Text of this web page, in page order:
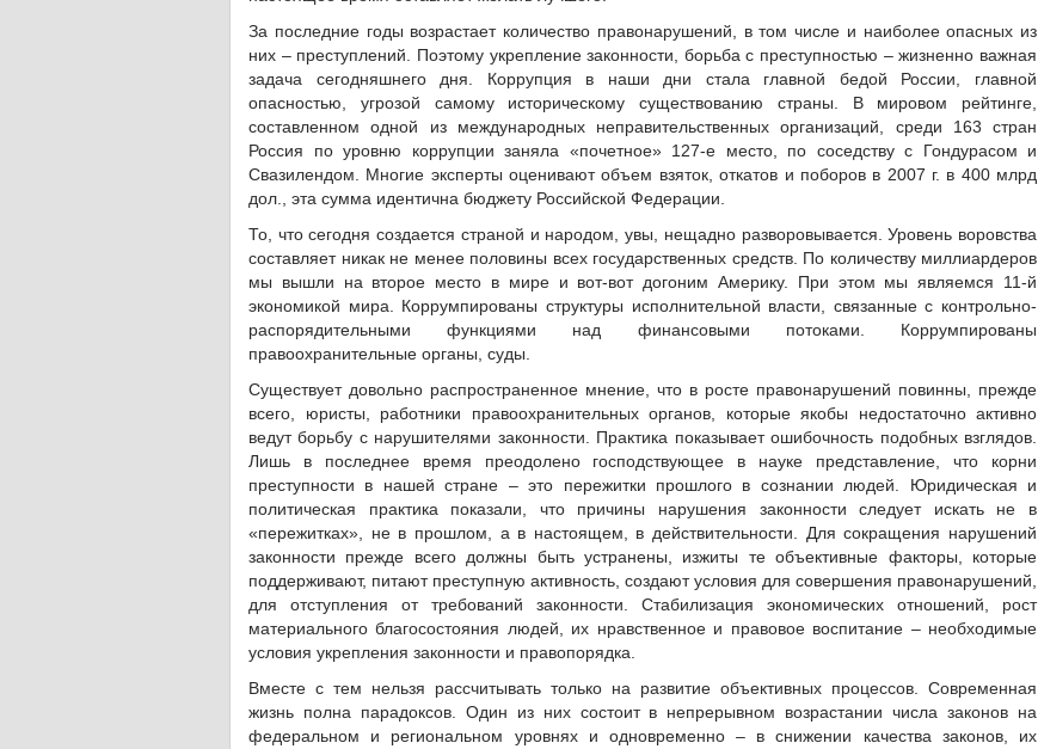
За последние годы возрастает количество правонарушений, в том числе и наиболее опасных из
них – преступлений. Поэтому укрепление законности, борьба с преступностью – жизненно важная
задача сегодняшнего дня. Коррупция в наши дни стала главной бедой России, главной
опасностью, угрозой самому историческому существованию страны. В мировом рейтинге,
составленном одной из международных неправительственных организаций, среди 163 стран
Россия по уровню коррупции заняла «почетное» 127-е место, по соседству с Гондурасом и
Свазилендом. Многие эксперты оценивают объем взяток, откатов и поборов в 2007 г. в 400 млрд
дол., эта сумма идентична бюджету Российской Федерации.
То, что сегодня создается страной и народом, увы, нещадно разворовывается. Уровень воровства
составляет никак не менее половины всех государственных средств. По количеству миллиардеров
мы вышли на второе место в мире и вот-вот догоним Америку. При этом мы являемся 11-й
экономикой мира. Коррумпированы структуры исполнительной власти, связанные с контрольно-
распорядительными функциями над финансовыми потоками. Коррумпированы
правоохранительные органы, суды.
Существует довольно распространенное мнение, что в росте правонарушений повинны, прежде
всего, юристы, работники правоохранительных органов, которые якобы недостаточно активно
ведут борьбу с нарушителями законности. Практика показывает ошибочность подобных взглядов.
Лишь в последнее время преодолено господствующее в науке представление, что корни
преступности в нашей стране – это пережитки прошлого в сознании людей. Юридическая и
политическая практика показали, что причины нарушения законности следует искать не в
«пережитках», не в прошлом, а в настоящем, в действительности. Для сокращения нарушений
законности прежде всего должны быть устранены, изжиты те объективные факторы, которые
поддерживают, питают преступную активность, создают условия для совершения правонарушений,
для отступления от требований законности. Стабилизация экономических отношений, рост
материального благосостояния людей, их нравственное и правовое воспитание – необходимые
условия укрепления законности и правопорядка.
Вместе с тем нельзя рассчитывать только на развитие объективных процессов. Современная
жизнь полна парадоксов. Один из них состоит в непрерывном возрастании числа законов на
федеральном и региональном уровнях и одновременно – в снижении качества законов, их